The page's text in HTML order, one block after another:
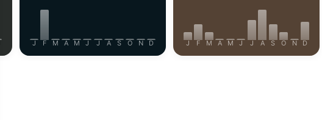
J F M A M J J A S O N D J F M A M J J A S O N D